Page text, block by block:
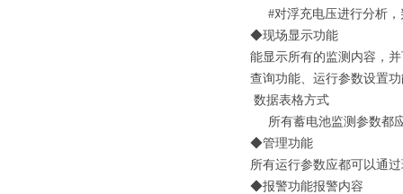
#对浮充电压进行分析，
◆现场显示功能
能显示所有的监测内容，
查询功能、运行参数设置
数据表格方式
所有蓄电池监测参数都
◆管理功能
所有运行参数应都可以通
◆报警功能报警内容